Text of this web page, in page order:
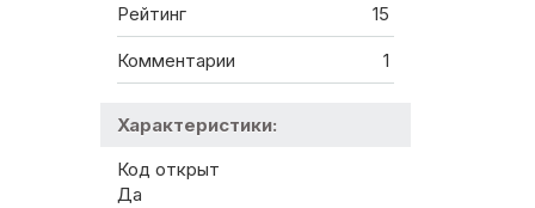
Рейтинг 15
Комментарии 1
Характеристики:
Код открыт
Да